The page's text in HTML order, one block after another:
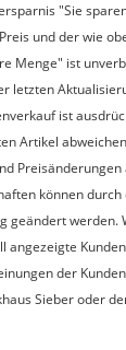
"Sie
und der wie
Menge" ist
letzten
ist
Artikel
können
geändert werden.
angezeigte
der
Sieber oder